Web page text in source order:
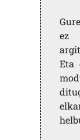
ez
Eta